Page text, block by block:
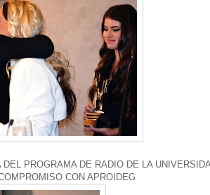
PROGRAMA DE RADIO DE LA
CON APROIDEG